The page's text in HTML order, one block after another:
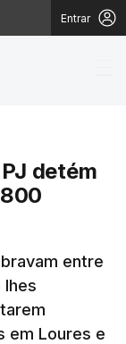
Entrar
detém
entre
lhes
em Loures e